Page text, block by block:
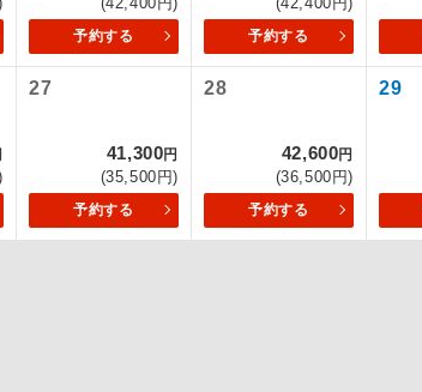
予約する 予約する
27
41,300円
(35,500円)
予約する
28
42,600円
(36,500円)
予約する
29
ウンターでのお申し込みはできま
ースです。
です。
いています。
すので、お食事の心配はいりませ